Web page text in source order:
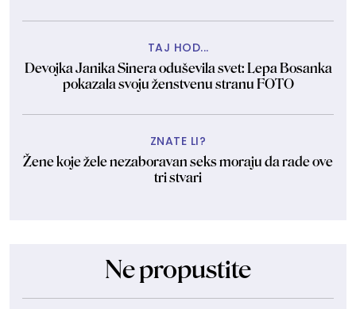
TAJ HOD...
Devojka Janika Sinera oduševila svet: Lepa Bosanka
pokazala svoju ženstvenu stranu FOTO
ZNATE LI?
Žene koje žele nezaboravan seks moraju da rade ove
tri stvari
Ne propustite